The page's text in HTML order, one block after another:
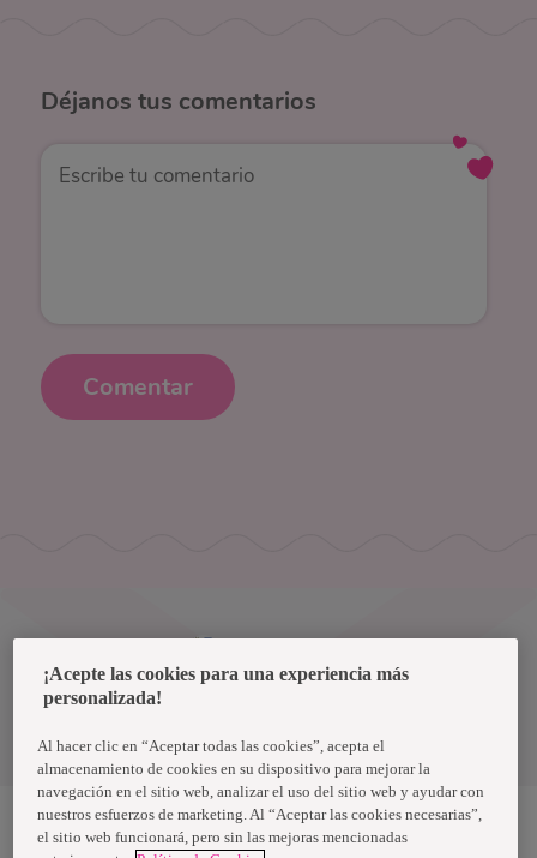
Déjanos tus comentarios
Comentar
Términos y condiciones
¡Acepte las cookies para una experiencia más
personalizada!
Al hacer clic en “Aceptar todas las cookies”, acepta el
almacenamiento de cookies en su dispositivo para mejorar la
navegación en el sitio web, analizar el uso del sitio web y ayudar con
nuestros esfuerzos de marketing. Al “Aceptar las cookies necesarias”,
el sitio web funcionará, pero sin las mejoras mencionadas